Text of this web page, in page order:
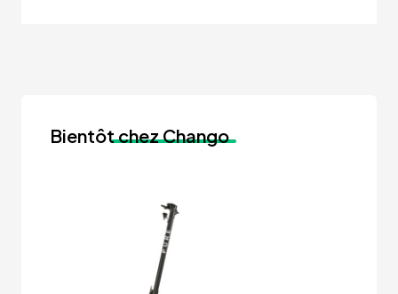
Bientôtchez Chango